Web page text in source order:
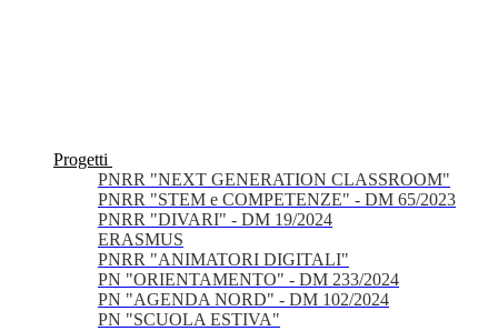
Progetti
PNRR "NEXT GENERATION CLASSROOM"
PNRR "STEM e COMPETENZE" - DM 65/2023
PNRR "DIVARI" - DM 19/2024
ERASMUS
PNRR "ANIMATORI DIGITALI"
PN "ORIENTAMENTO" - DM 233/2024
PN "AGENDA NORD" - DM 102/2024
PN "SCUOLA ESTIVA"